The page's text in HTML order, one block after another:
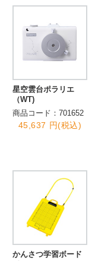
星空雲台ポラリエ
（WT)
商品コード：701652
45,637 円(税込)
かんさつ学習ボード